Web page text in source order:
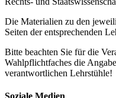
Die Materialien zu den
Seiten der entsprechenden
Bitte beachten Sie für die
Wahlpflichtfaches die
verantwortlichen Lehrstühle!